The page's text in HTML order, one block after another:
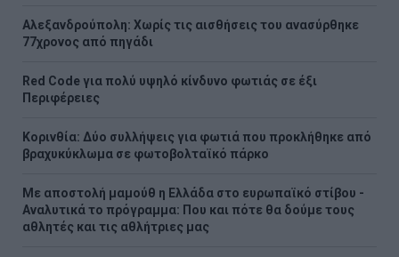
Αλεξανδρούπολη: Χωρίς τις αισθήσεις του ανασύρθηκε
77χρονος από πηγάδι
Red Code για πολύ υψηλό κίνδυνο φωτιάς σε έξι
Περιφέρειες
Κορινθία: Δύο συλλήψεις για φωτιά που προκλήθηκε από
βραχυκύκλωμα σε φωτοβολταϊκό πάρκο
Με αποστολή μαμούθ η Ελλάδα στο ευρωπαϊκό στίβου -
Αναλυτικά το πρόγραμμα: Που και πότε θα δούμε τους
αθλητές και τις αθλήτριες μας